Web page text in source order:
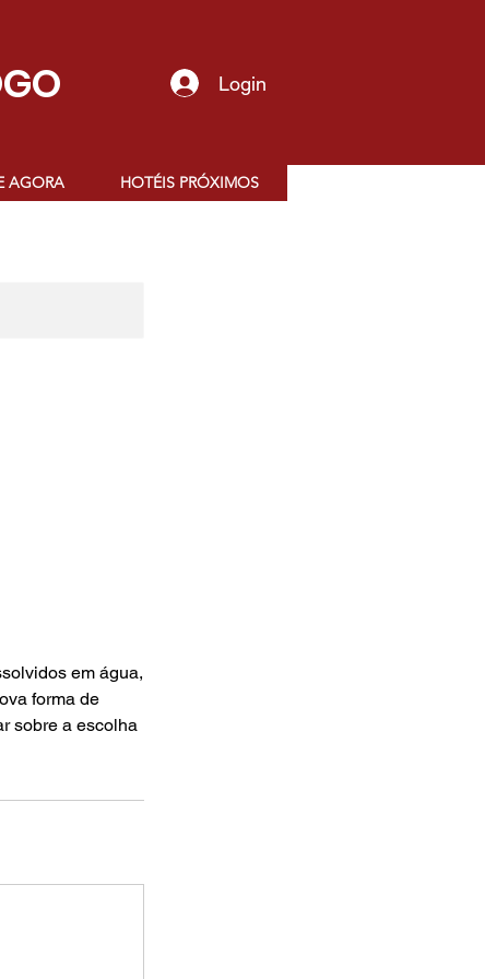
Login
AGORA HOTÉIS PRÓXIMOS
em água,
forma de
sobre a escolha